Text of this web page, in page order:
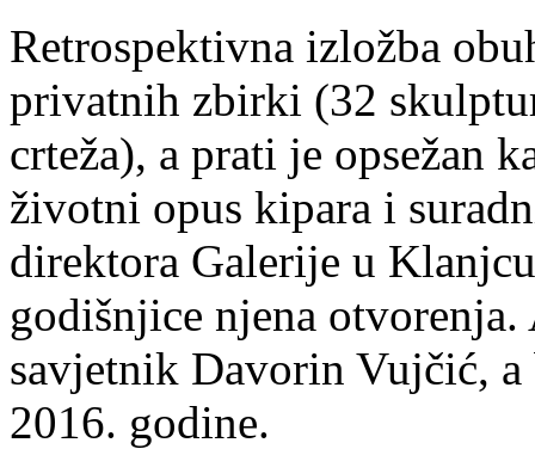
Retrospektivna izložba
privatnih zbirki (32
crteža), a prati je opsežan
životni opus kipara i
direktora Galerije u
godišnjice njena
savjetnik Davorin Vujčić,
2016. godine.